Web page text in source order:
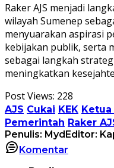
Raker AJS menjadi
wilayah Sumenep
menyuarakan aspirasi
kebijakan publik, serta
sebagai langkah
meningkatkan
Post Views: 228
AJS Cukai KEK Ketua
Pemerintah Raker
Penulis: MydEditor:
Komentar